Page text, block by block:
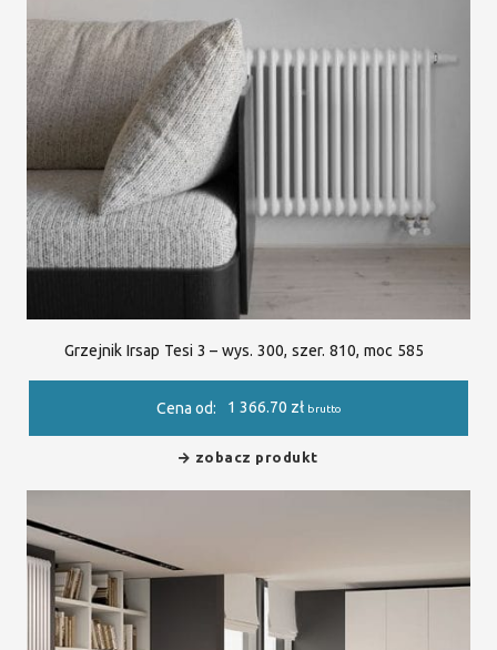
Grzejnik Irsap Tesi 3 – wys. 300, szer. 810, moc 585
Cena od: 1 366.70 zł brutto
zobacz produkt